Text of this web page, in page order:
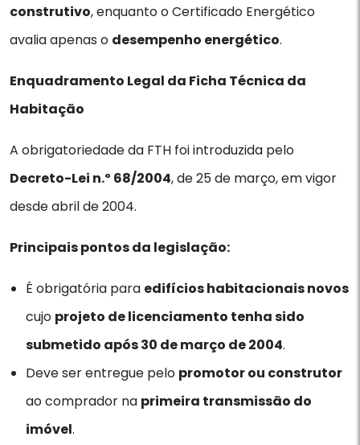
construtivo, enquanto o Certificado Energético
avalia apenas o desempenho energético.
Enquadramento Legal da Ficha Técnica da
Habitação
A obrigatoriedade da FTH foi introduzida pelo
Decreto-Lei n.º 68/2004, de 25 de março, em vigor
desde abril de 2004.
Principais pontos da legislação:
É obrigatória para edifícios habitacionais novos
cujo projeto de licenciamento tenha sido
submetido após 30 de março de 2004.
Deve ser entregue pelo promotor ou construtor
ao comprador na primeira transmissão do
imóvel.